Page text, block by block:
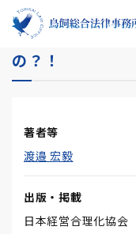
第98回 動く商
の？！
著者等
渡邉 宏毅
出版・掲載
日本経営合理化協会